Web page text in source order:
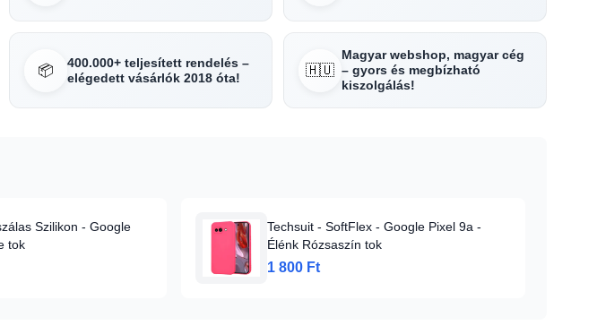
📦
400.000+ teljesített rendelés –
elégedett vásárlók 2018 óta!
🇭🇺
Magyar webshop, magyar cég
– gyors és megbízható
kiszolgálás!
Szilikon - Google
tok
Techsuit - SoftFlex - Google Pixel 9a -
Élénk Rózsaszín tok
1 800 Ft